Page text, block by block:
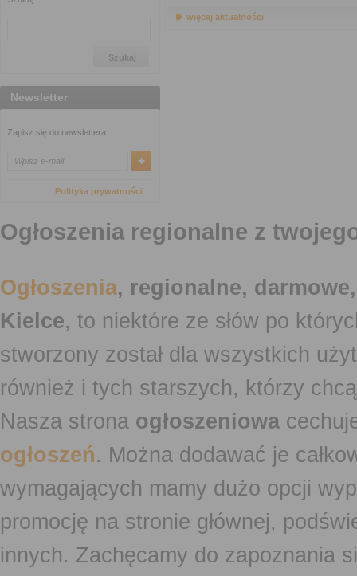
Newsletter
Zapisz się do newslettera.
Polityka prywatności
więcej aktualności
Ogłoszenia regionalne z
Ogłoszenia, regionalne,
Kielce, to niektóre ze słów po
stworzony został dla wszystkich
również i tych starszych, którzy
Nasza strona ogłoszeniowa
ogłoszeń. Można dodawać je
wymagających mamy dużo opcji
promocję na stronie głównej,
innych. Zachęcamy do zapoznania